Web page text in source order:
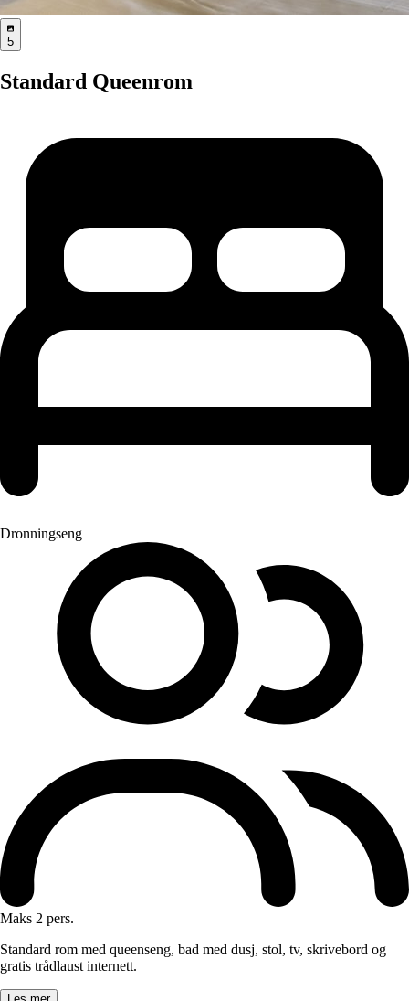
5
Standard Queenrom
Dronningseng
Maks 2 pers.
Standard rom med queenseng, bad med dusj, stol, tv, skrivebord og
gratis trådlaust internett.